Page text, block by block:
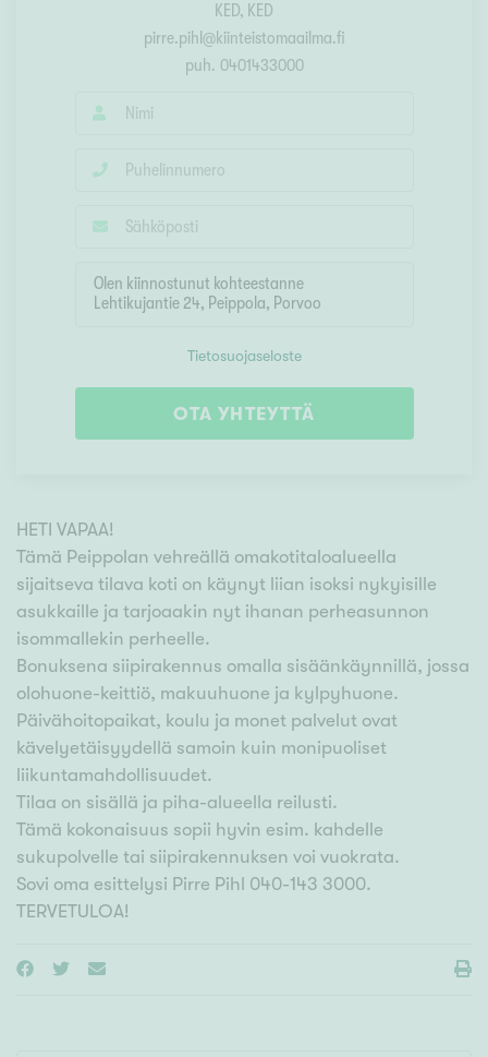
KED, KED
pirre.pihl@kiinteistomaailma.fi
puh. 0401433000
Tietosuojaseloste
OTA YHTEYTTÄ
HETI VAPAA!
Tämä Peippolan vehreällä omakotitaloalueella
sijaitseva tilava koti on käynyt liian isoksi nykyisille
asukkaille ja tarjoaakin nyt ihanan perheasunnon
isommallekin perheelle.
Bonuksena siipirakennus omalla sisäänkäynnillä, jossa
olohuone-keittiö, makuuhuone ja kylpyhuone.
Päivähoitopaikat, koulu ja monet palvelut ovat
kävelyetäisyydellä samoin kuin monipuoliset
liikuntamahdollisuudet.
Tilaa on sisällä ja piha-alueella reilusti.
Tämä kokonaisuus sopii hyvin esim. kahdelle
sukupolvelle tai siipirakennuksen voi vuokrata.
Sovi oma esittelysi Pirre Pihl 040-143 3000.
TERVETULOA!